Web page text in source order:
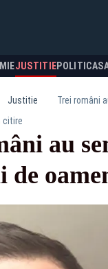
JUSTITIEPOLITICA
Justitie Trei români
citire
au
de